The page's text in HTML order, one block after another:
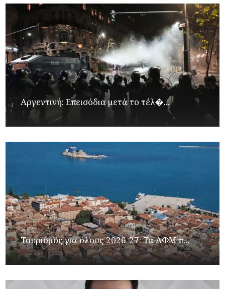
Αργεντινή: Επεισόδια μετά το τέλ�...
Τουρισμός για όλους 2026-27: Τα ΑΦΜ π...